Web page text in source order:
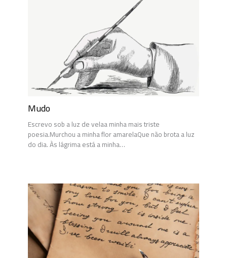
Mudo
Escrevo sob a luz de velaa minha mais triste
poesia.Murchou a minha flor amarelaQue não brota a luz
do dia. Às lágrima está a minha…